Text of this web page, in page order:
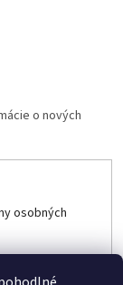
o nových
osobných